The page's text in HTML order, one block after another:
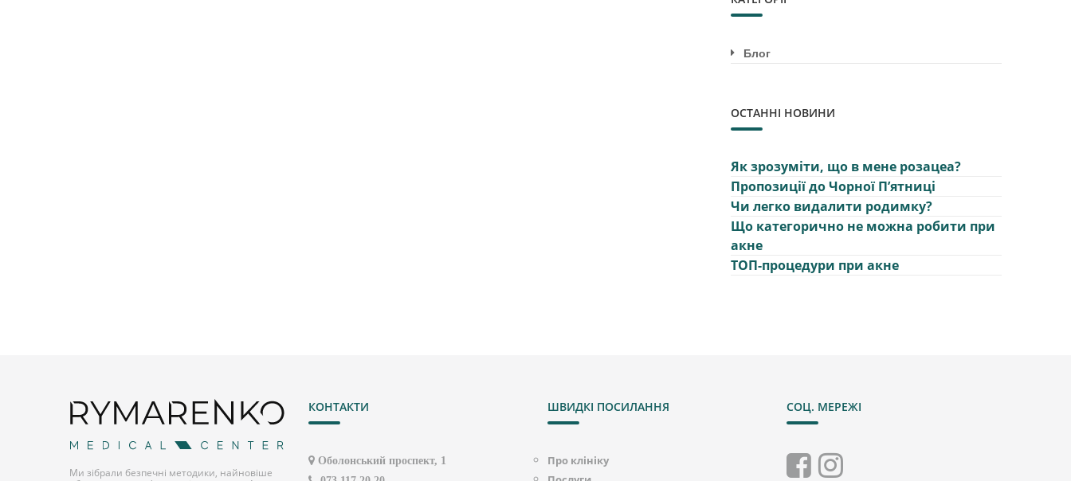
Блог
ОСТАННІ НОВИНИ
Як зрозуміти, що в мене розацеа?
Пропозиції до Чорної Пʼятниці
Чи легко видалити родимку?
Що категорично не можна робити при
акне
ТОП-процедури при акне
Ми зібрали безпечні методики, найновіше
КОНТАКТИ
Оболонський проспект, 1
ШВИДКІ ПОСИЛАННЯ
Про клініку
СОЦ. МЕРЕЖІ